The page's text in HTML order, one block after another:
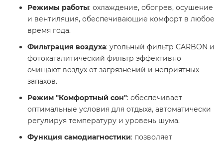
Режимы работы: охлаждение, обогрев, осушение
и вентиляция, обеспечивающие комфорт в любое
время года.​
Фильтрация воздуха: угольный фильтр CARBON и
фотокаталитический фильтр эффективно
очищают воздух от загрязнений и неприятных
запахов.​
Режим "Комфортный сон": обеспечивает
оптимальные условия для отдыха, автоматически
регулируя температуру и уровень шума.​
Функция самодиагностики: позволяет